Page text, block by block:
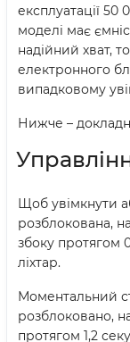
експлуатації 50
моделі має
надійний хват,
електронного
випадковому
Нижче –
Щоб увімкнути
розблокована,
збоку протягом
ліхтар.
Моментальний
розблоковано,
протягом 1,2